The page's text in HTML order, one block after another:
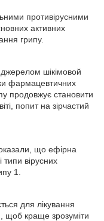
противірусними
активних
грипу.
шікімовой
фармацевтичних
продовжує становити
попит на зірчастий
що ефірна
типи вірусних
1.
для лікування
щоб краще зрозуміти